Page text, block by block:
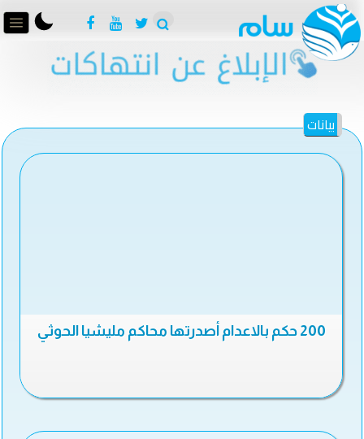
بيانات
200 حكم بالاعدام أصدرتها محاكم مليشيا الحوثي